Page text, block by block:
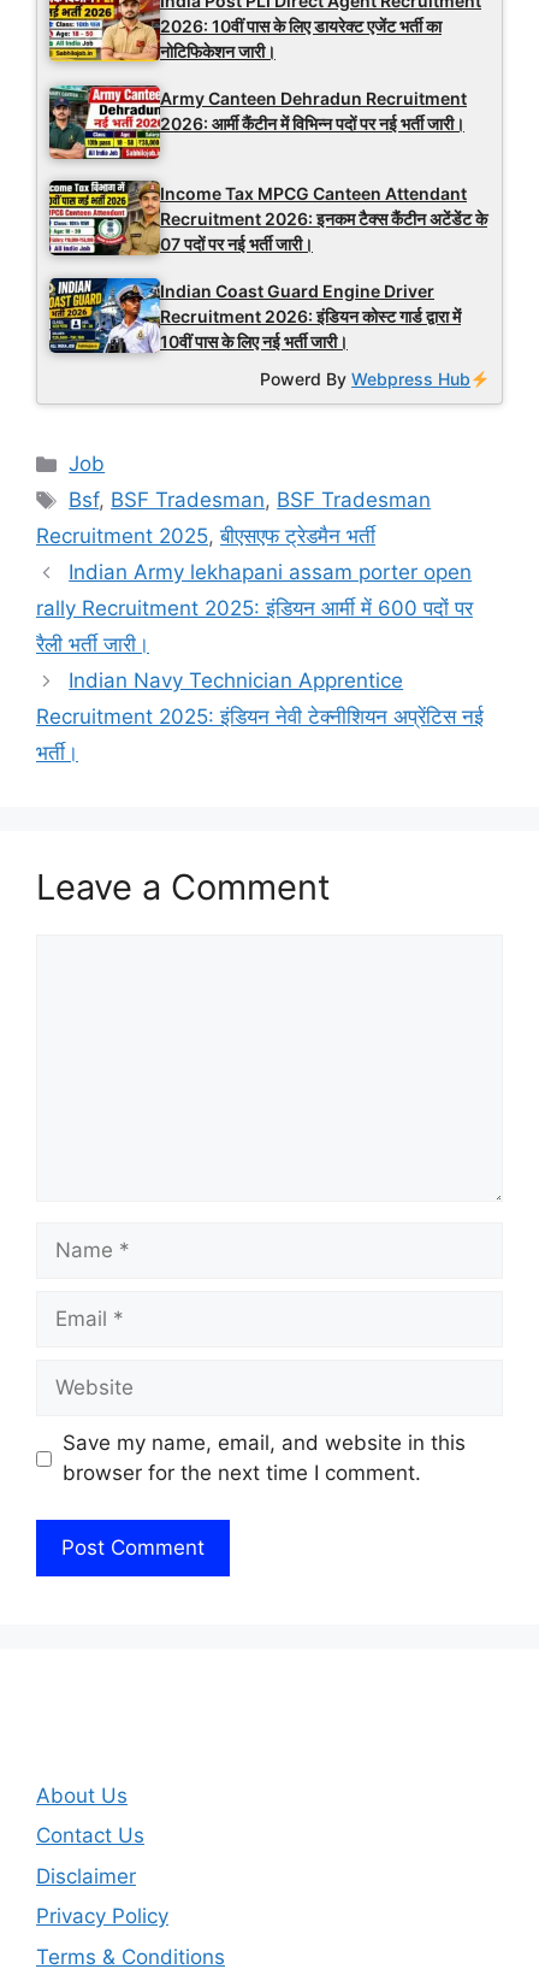
2026: 10वीं पास के लिए डायरेक्ट एजेंट भर्ती का
नोटिफिकेशन जारी।
Army Canteen Dehradun Recruitment
2026: आर्मी कैंटीन में विभिन्न पदों पर नई भर्ती जारी।
Income Tax MPCG Canteen Attendant
Recruitment 2026: इनकम टैक्स कैंटीन अटेंडेंट के
07 पदों पर नई भर्ती जारी।
Indian Coast Guard Engine Driver
Recruitment 2026: इंडियन कोस्ट गार्ड द्वारा में
10वीं पास के लिए नई भर्ती जारी।
Powerd ByWebpress Hub
Categories
Job
Tags
Bsf, BSF Tradesman, BSF Tradesman
Recruitment 2025,बीएसएफ ट्रेडमैन भर्ती
Indian Army lekhapani assam porter open
rally Recruitment 2025: इंडियन आर्मी में 600 पदों पर
रैली भर्ती जारी।
Indian Navy Technician Apprentice
Recruitment 2025: इंडियन नेवी टेक्नीशियन अप्रेंटिस नई
भर्ती।
Leave a Comment
Name
Email
Website
Save my name, email, and website in this
browser for the next time I comment.
About Us
Contact Us
Disclaimer
Privacy Policy
Terms & Conditions